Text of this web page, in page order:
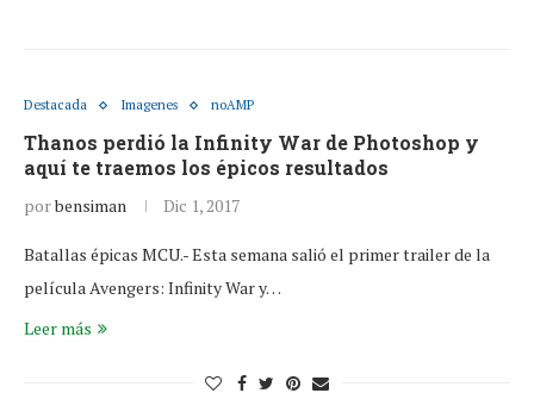
Destacada Imagenes noAMP
Thanos perdió la Infinity War de Photoshop y
aquí te traemos los épicos resultados
porbensiman Dic 1, 2017
Batallas épicas MCU.- Esta semana salió el primer trailer de la
película Avengers: Infinity War y…
Leer más